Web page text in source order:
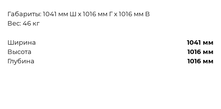
Габариты: 1041 мм Ш x 1016 мм Г x 1016 мм В
Вес: 46 кг
Ширина
1041 мм
Высота
1016 мм
Глубина
1016 мм